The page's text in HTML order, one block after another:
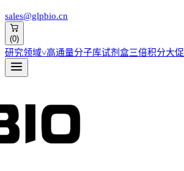
sales@glpbio.cn
(0)
研究领域˅高通量分子库试剂盒三倍积分大促